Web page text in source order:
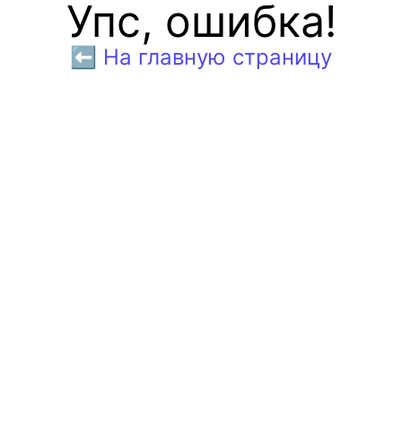
Упс, ошибка!
⬅️ На главную страницу